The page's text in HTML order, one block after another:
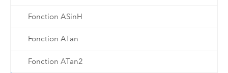
Fonction ASinH
Fonction ATan
Fonction ATan2